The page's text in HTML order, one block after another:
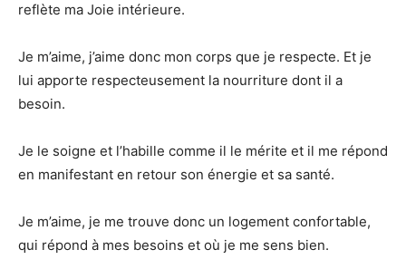
reflète ma Joie intérieure.
Je m’aime, j’aime donc mon corps que je respecte. Et je
lui apporte respecteusement la nourriture dont il a
besoin.
Je le soigne et l’habille comme il le mérite et il me répond
en manifestant en retour son énergie et sa santé.
Je m’aime, je me trouve donc un logement confortable,
qui répond à mes besoins et où je me sens bien.